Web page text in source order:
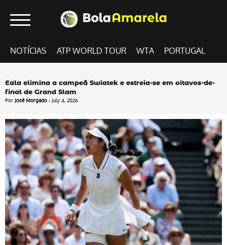
NOTÍCIAS ATP WORLD TOUR WTA PORTUGAL
Eala elimina a campeã Swiatek e estreia-se em oitavos-de-
final de Grand Slam
Por José Morgado - July 4, 2026